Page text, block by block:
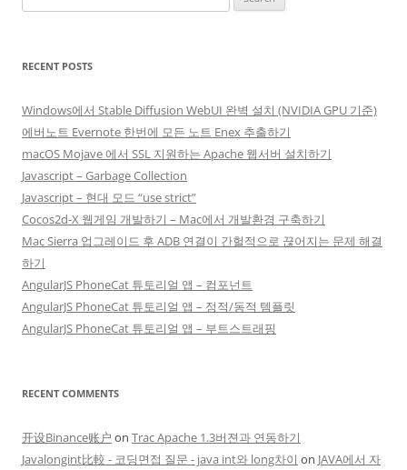
for:
RECENT POSTS
Windows에서 Stable Diffusion WebUI 완벽 설치 (NVIDIA GPU 기준)
에버노트 Evernote 한번에 모든 노트 Enex 추출하기
macOS Mojave 에서 SSL 지원하는 Apache 웹서버 설치하기
Javascript – Garbage Collection
Javascript – 현대 모드 “use strict”
Cocos2d-X 웹게임 개발하기 – Mac에서 개발환경 구축하기
Mac Sierra 업그레이드 후 ADB 연결이 간헐적으로 끊어지는 문제 해결
하기
AngularJS PhoneCat 튜토리얼 앱 – 컴포넌트
AngularJS PhoneCat 튜토리얼 앱 – 정적/동적 템플릿
AngularJS PhoneCat 튜토리얼 앱 – 부트스트래핑
RECENT COMMENTS
开设Binance账户 on Trac Apache 1.3버젼과 연동하기
Javalongint比較 - 코딩면접 질문 - java int와 long차이 on JAVA에서 자